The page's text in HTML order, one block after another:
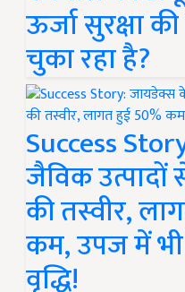
ऊर्जा सुरक्षा
चुका रहा है?
Success
जैविक
की तस्वीर,
कम, उपज में
वृद्धि!